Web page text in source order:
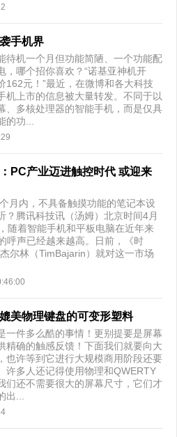
手机界
待机一个月但功能简陋、一个功能配
，哪个招你喜欢？“诺基亚神机开
162元！”最近，在微博和各大科技
机上市的信息被大量转发。不同于以
、多核处理器的智能手机，而是仅具
功...
PC产业迈进触控时代 或迎来
月内，不具备触摸功能的笔记本设
腾讯科技讯（汤姆）北京时间4月
随着智能手机和平板电脑在近年来
呼声已经越来越高。日前，《时
尔林（TimBajarin）就对这一市场
美物理键盘的可变形塑料
一件多么酷的事情！更别提要是屏幕
精确的触感反馈！下面我们就要向大
也许等到它进行大规模商用阶段还要
许多人还记得使用物理和QWERTY
们还不需要很大的屏幕尺寸，它们才
...